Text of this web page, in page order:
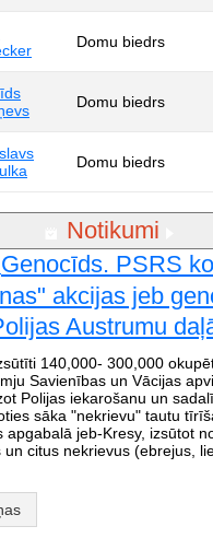
Domu biedrs
Domu biedrs
Domu biedrs
Notikumi
Genocīds. PSRS
akcijas jeb
Austrumu
140,000- 300,000
Savienības un Vācijas
Polijas iekarošanu un
sāka "nekrievu" tautu
apgabalā jeb-Kresy, izsūtot
citus nekrievus (ebrejus,